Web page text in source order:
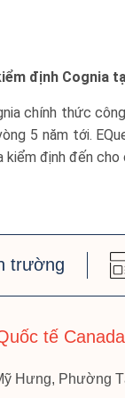
định Cognia
chính thức
5 năm tới.
định đến
trường
tế Canada
Hưng, Phường